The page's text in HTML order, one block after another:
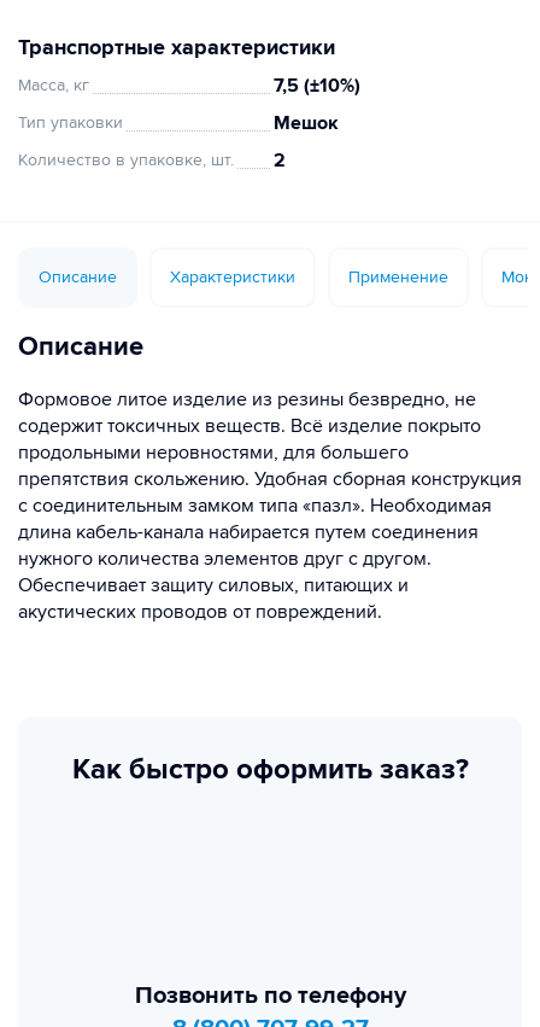
Транспортные характеристики
Масса, кг 7,5 (±10%)
Тип упаковки Мешок
Количество в упаковке, шт. 2
Описание Характеристики Применение
Описание
Формовое литое изделие из резины безвредно, не
содержит токсичных веществ. Всё изделие покрыто
продольными неровностями, для большего
препятствия скольжению. Удобная сборная конструкция
с соединительным замком типа «пазл». Необходимая
длина кабель-канала набирается путем соединения
нужного количества элементов друг с другом.
Обеспечивает защиту силовых, питающих и
акустических проводов от повреждений.
Как быстро оформить заказ?
Позвонить по телефону